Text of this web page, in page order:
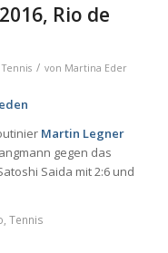
Rio de
Tennis / von Martina Eder
Martin Legner
gegen das
Saida mit 2:6 und
Tennis